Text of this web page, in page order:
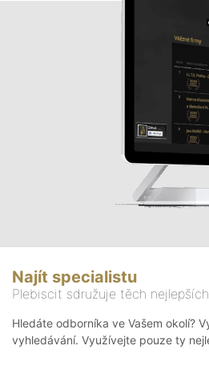
Najít specialistu
Plebiscit sdružuje těch
Hledáte odborníka ve Vašem okolí?
vyhledávání. Využívejte pouze ty